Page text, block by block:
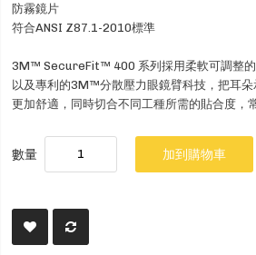
防霧鏡片
符合ANSI Z87.1-2010標準
3M™ SecureFit™ 400 系列採用柔軟可調整的
以及專利的3M™分散壓力眼鏡臂科技，把耳
更加舒適，同時切合不同工種所需的貼合度，
數量 加到購物車